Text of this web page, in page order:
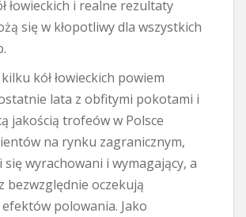
łowieckich i realne rezultaty
się w kłopotliwy dla wszystkich
kół łowieckich powiem
lata z obfitymi pokotami i
jakością trofeów w Polsce
na rynku zagranicznym,
wyrachowani i wymagający, a
bezwzględnie oczekują
polowania. Jako